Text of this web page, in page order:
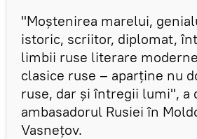
"Moștenirea marelui,
istoric, scriitor, diplomat,
limbii ruse literare
clasice ruse – aparține nu
ruse, dar și întregii lumi", a
ambasadorul Rusiei în
Vasnețov.